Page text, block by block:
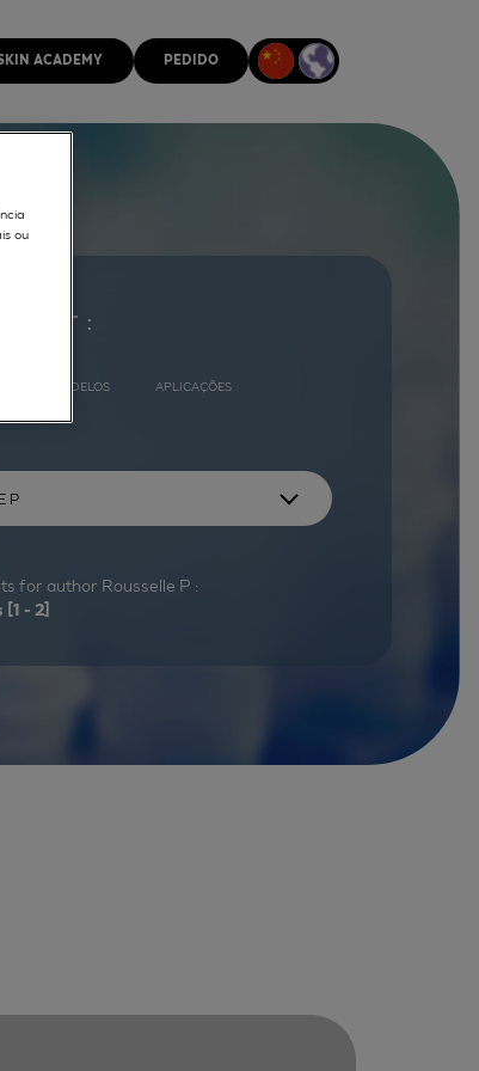
ACADEMY PEDIDO
por :
MODELOS APLICAÇÕES
for author Rousselle P :
[1 - 2]
ou